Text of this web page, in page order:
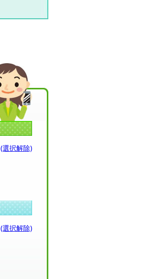
(選択解除)
(選択解除)